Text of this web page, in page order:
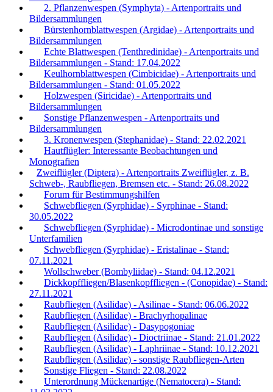
2. Pflanzenwespen (Symphyta) - Artenportraits und
Bildersammlungen
Bürstenhornblattwespen (Argidae) - Artenportraits und
Bildersammlungen
Echte Blattwespen (Tenthredinidae) - Artenportraits und
Bildersammlungen - Stand: 17.04.2022
Keulhornblattwespen (Cimbicidae) - Artenportraits und
Bildersammlungen - Stand: 01.05.2022
Holzwespen (Siricidae) - Artenportraits und
Bildersammlungen
Sonstige Pflanzenwespen - Artenportraits und
Bildersammlungen
3. Kronenwespen (Stephanidae) - Stand: 22.02.2021
Hautflügler: Interessante Beobachtungen und
Monografien
Zweiflügler (Diptera) - Artenportraits Zweiflügler, z. B.
Schweb-, Raubfliegen, Bremsen etc. - Stand: 26.08.2022
Forum für Bestimmungshilfen
Schwebfliegen (Syrphidae) - Syrphinae - Stand:
30.05.2022
Schwebfliegen (Syrphidae) - Microdontinae und sonstige
Unterfamilien
Schwebfliegen (Syrphidae) - Eristalinae - Stand:
07.11.2021
Wollschweber (Bombyliidae) - Stand: 04.12.2021
Dickkopffliegen/Blasenkopffliegen - (Conopidae) - Stand:
27.11.2021
Raubfliegen (Asilidae) - Asilinae - Stand: 06.06.2022
Raubfliegen (Asilidae) - Brachyrhopalinae
Raubfliegen (Asilidae) - Dasypogoniae
Raubfliegen (Asilidae) - Dioctriinae - Stand: 21.01.2022
Raubfliegen (Asilidae) - Laphriinae - Stand: 10.12.2021
Raubfliegen (Asilidae) - sonstige Raubfliegen-Arten
Sonstige Fliegen - Stand: 22.08.2022
Unterordnung Mückenartige (Nematocera) - Stand: